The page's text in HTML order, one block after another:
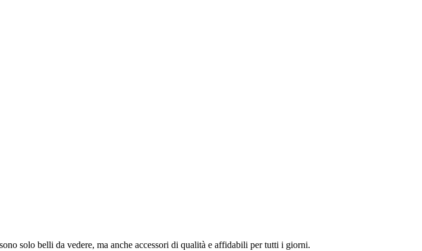
solo belli da vedere, ma anche accessori di qualità e affidabili per tutti i giorni.